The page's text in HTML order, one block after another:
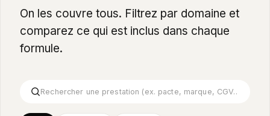
On les couvre tous. Filtrez par domaine et
comparez ce qui est inclus dans chaque
formule.